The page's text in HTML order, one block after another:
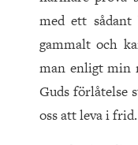
med ett
gammalt och
man enligt min
Guds förlåtelse
oss att leva i frid.